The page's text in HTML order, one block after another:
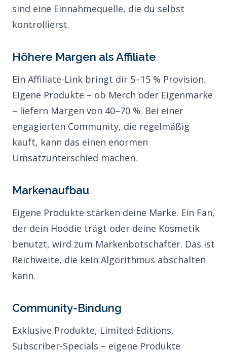
sind eine Einnahmequelle, die du selbst
kontrollierst.
Höhere Margen als Affiliate
Ein Affiliate-Link bringt dir 5–15 % Provision.
Eigene Produkte – ob Merch oder Eigenmarke
– liefern Margen von 40–70 %. Bei einer
engagierten Community, die regelmäßig
kauft, kann das einen enormen
Umsatzunterschied machen.
Markenaufbau
Eigene Produkte stärken deine Marke. Ein Fan,
der dein Hoodie trägt oder deine Kosmetik
benutzt, wird zum Markenbotschafter. Das ist
Reichweite, die kein Algorithmus abschalten
kann.
Community-Bindung
Exklusive Produkte, Limited Editions,
Subscriber-Specials – eigene Produkte